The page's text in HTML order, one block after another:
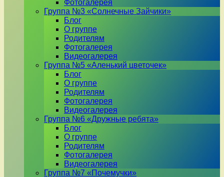
Фотогалерея
Группа №3 «Солнечные Зайчики»
Блог
О группе
Родителям
Фотогалерея
Видеогалерея
Группа №5 «Аленький цветочек»
Блог
О группе
Родителям
Фотогалерея
Видеогалерея
Группа №6 «Дружные ребята»
Блог
О группе
Родителям
Фотогалерея
Видеогалерея
Группа №7 «Почемучки»